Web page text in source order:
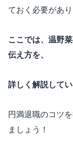
ておく必要があり
ここでは、温野
伝え方を、
詳しく解説してい
円満退職のコツ
ましょう！